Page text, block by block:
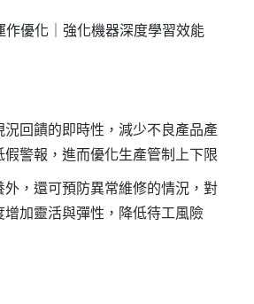
作優化｜強化機器深度學習效能
回饋的即時性，減少不良產品產
假警報，進而優化生產管制上下限
外，還可預防異常維修的情況，對
加靈活與彈性，降低待工風險